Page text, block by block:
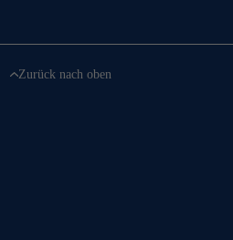
Zurück nach oben